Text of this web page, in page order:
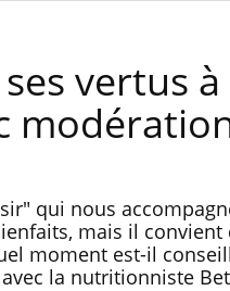
vertus à
qui nous
mais il convient
moment est-il
la nutritionniste